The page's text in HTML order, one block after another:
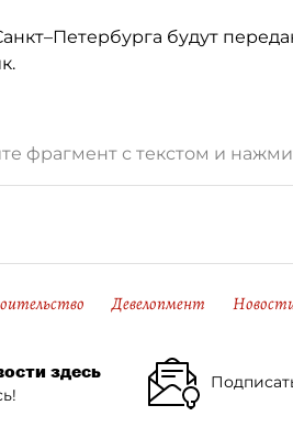
будут
фрагмент с текстом и
Девелопмент
здесь